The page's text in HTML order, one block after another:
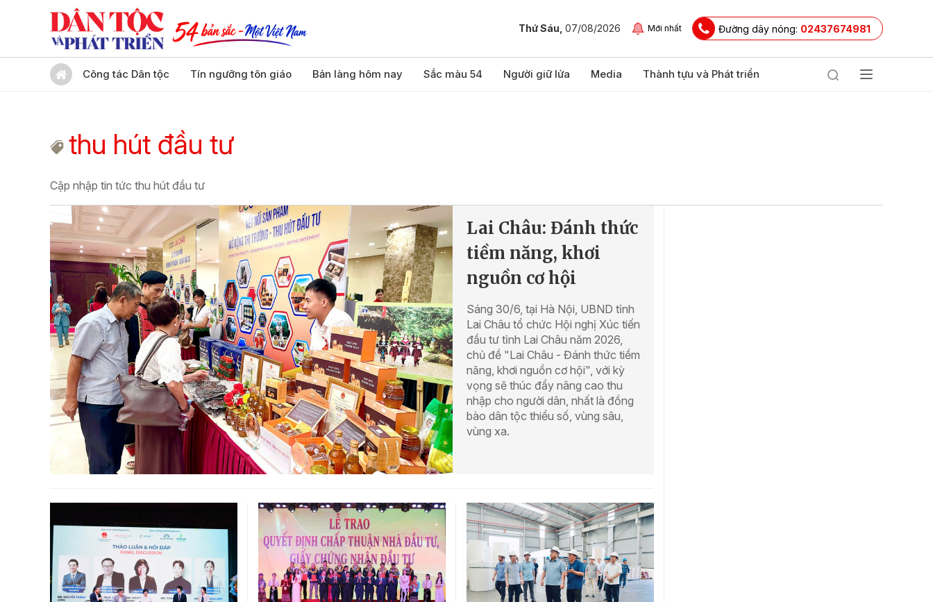
Thứ Sáu, 07/08/2026 Mới nhất Đường dây nóng: 02437674981
Công tác Dân tộc Tín ngưỡng tôn giáo Bản làng hôm nay Sắc màu 54 Người giữ lửa Media Thành tựu và Phát triển
thu hút đầu tư
Cập nhập tin tức thu hút đầu tư
Lai Châu: Đánh thức
tiềm năng, khơi
nguồn cơ hội
Sáng 30/6, tại Hà Nội, UBND tỉnh
Lai Châu tổ chức Hội nghị Xúc tiến
đầu tư tỉnh Lai Châu năm 2026,
chủ đề "Lai Châu - Đánh thức tiềm
năng, khơi nguồn cơ hội", với kỳ
vọng sẽ thúc đẩy nâng cao thu
nhập cho người dân, nhất là đồng
bào dân tộc thiểu số, vùng sâu,
vùng xa.